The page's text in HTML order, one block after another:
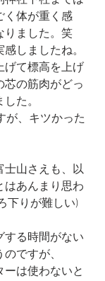
く体が重く感
りました。笑
しましたね。
げて標高を上げ
芯の筋肉がどっ
た。
が、キツかった
士山さえも、以
はあんまり思わ
下りが難しい)
する時間がない
ですが、
は使わないと